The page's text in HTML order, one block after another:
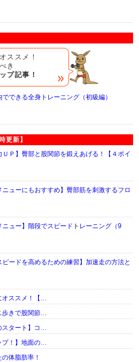
ススメ！
き
プ記事！
でできる全身トレーニング（初級編）
更新】
ＵＰ】臀部と股関節を鍛えあげる！【４ポイ
ニューにもおすすめ】臀部筋を刺激するフロ
ニュー】階段でスピードトレーニング（9
ピードを高めるための練習】加速走の方法と
オススメ！【…
歩きで股関節…
スタート】コ…
プ！】地面の…
体脂肪率！